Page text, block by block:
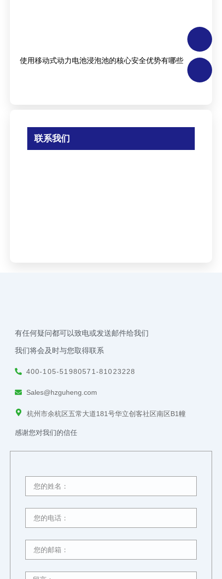
使用移动式动力电池浸泡池的核心安全优势有哪些
联系我们
有任何疑问都可以致电或发送邮件给我们
我们将会及时与您取得联系
400-105-51980571-81023228
Sales@hzguheng.com
杭州市余杭区五常大道181号华立创客社区南区B1幢
感谢您对我们的信任